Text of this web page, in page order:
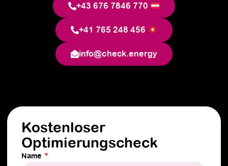
+43 676 7846 770
+41 765 248 456
info@check.energy
Kostenloser
Optimierungscheck
Name